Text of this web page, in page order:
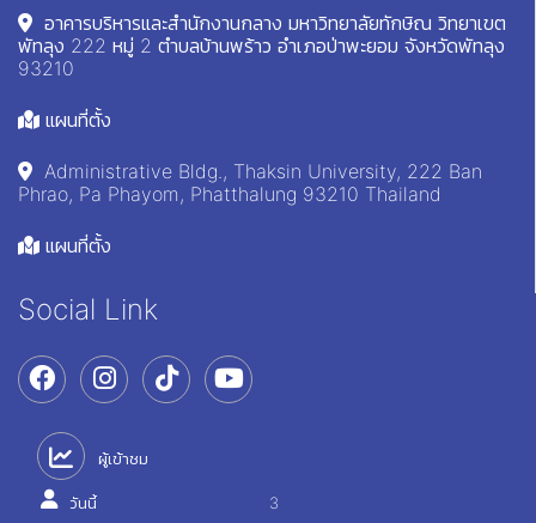
อาคารบริหารและสำนักงานกลาง มหาวิทยาลัยทักษิณ วิทยาเขต
พัทลุง 222 หมู่ 2 ตำบลบ้านพร้าว อำเภอป่าพะยอม จังหวัดพัทลุง
93210
แผนที่ตั้ง
Administrative Bldg., Thaksin University, 222 Ban
Phrao, Pa Phayom, Phatthalung 93210 Thailand
แผนที่ตั้ง
Social Link
ผู้เข้าชม
วันนี้ 3